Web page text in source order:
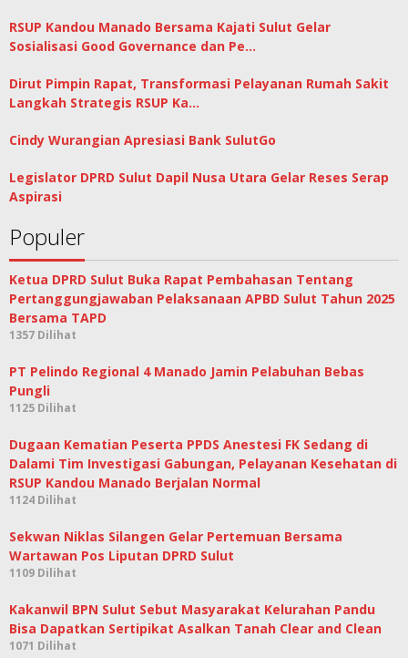
RSUP Kandou Manado Bersama Kajati Sulut Gelar
Sosialisasi Good Governance dan Pe…
Dirut Pimpin Rapat, Transformasi Pelayanan Rumah Sakit
Langkah Strategis RSUP Ka…
Cindy Wurangian Apresiasi Bank SulutGo
Legislator DPRD Sulut Dapil Nusa Utara Gelar Reses Serap
Aspirasi
Populer
Ketua DPRD Sulut Buka Rapat Pembahasan Tentang
Pertanggungjawaban Pelaksanaan APBD Sulut Tahun 2025
Bersama TAPD
1357 Dilihat
PT Pelindo Regional 4 Manado Jamin Pelabuhan Bebas
Pungli
1125 Dilihat
Dugaan Kematian Peserta PPDS Anestesi FK Sedang di
Dalami Tim Investigasi Gabungan, Pelayanan Kesehatan di
RSUP Kandou Manado Berjalan Normal
1124 Dilihat
Sekwan Niklas Silangen Gelar Pertemuan Bersama
Wartawan Pos Liputan DPRD Sulut
1109 Dilihat
Kakanwil BPN Sulut Sebut Masyarakat Kelurahan Pandu
Bisa Dapatkan Sertipikat Asalkan Tanah Clear and Clean
1071 Dilihat